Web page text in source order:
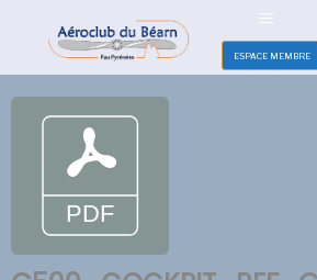
ESPACE MEMBRE